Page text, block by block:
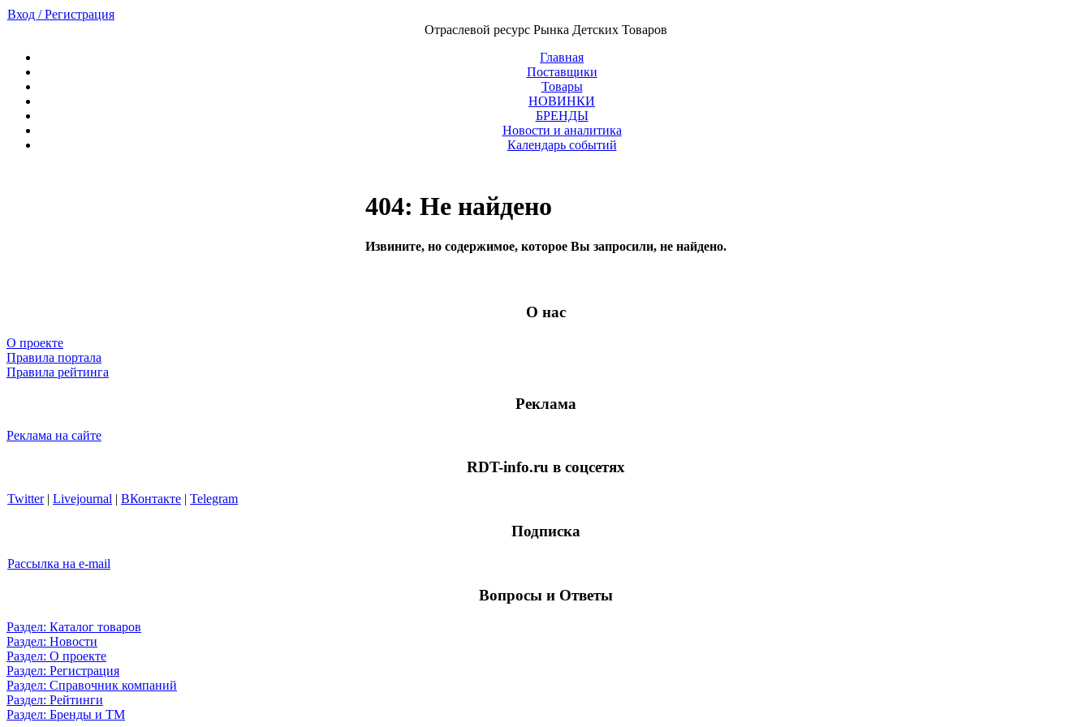
Вход / Регистрация
Отраслевой ресурс Рынка Детских Товаров
Главная
Поставщики
Товары
НОВИНКИ
БРЕНДЫ
Новости и аналитика
Календарь событий
404: Не найдено
Извините, но содержимое, которое Вы запросили, не найдено.
О нас
О проекте
Правила портала
Правила рейтинга
Реклама
Реклама на сайте
RDT-info.ru в соцсетях
Twitter| Livejournal | ВКонтакте | Telegram
Подписка
Рассылка на e-mail
Вопросы и Ответы
Раздел: Каталог товаров
Раздел: Новости
Раздел: О проекте
Раздел: Регистрация
Раздел: Справочник компаний
Раздел: Рейтинги
Раздел: Бренды и ТМ